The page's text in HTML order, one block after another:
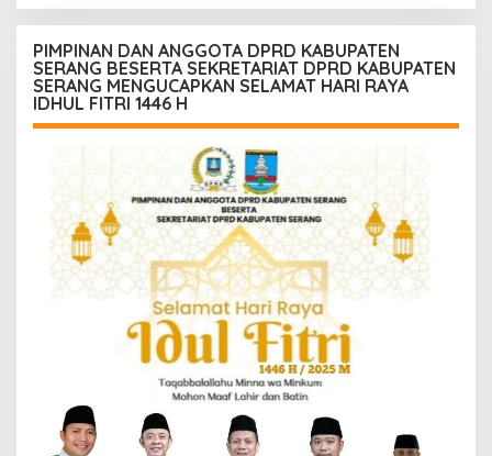
PIMPINAN DAN ANGGOTA DPRD KABUPATEN
SERANG BESERTA SEKRETARIAT DPRD KABUPATEN
SERANG MENGUCAPKAN SELAMAT HARI RAYA
IDHUL FITRI 1446 H